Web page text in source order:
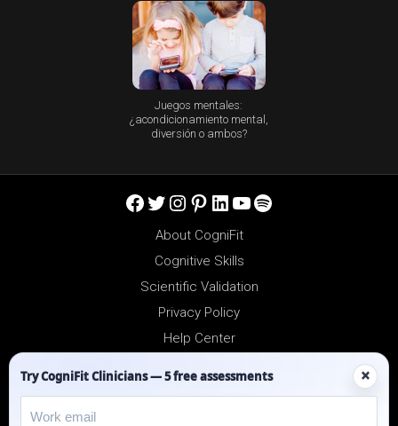
Juegos mentales:
¿acondicionamiento mental,
diversión o ambos?
Facebook
Twitter
Instagram
Pinterest
LinkedIn
YouTube
Spotify
About CogniFit
Cognitive Skills
Scientific Validation
Privacy Policy
Help Center
Try CogniFit Clinicians — 5 free assessments ×